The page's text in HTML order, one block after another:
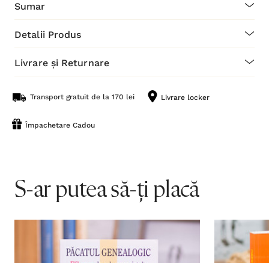
Sumar
Detalii Produs
Livrare și Returnare
Transport gratuit de la 170 lei Livrare locker
Împachetare Cadou
S-ar putea să-ți placă